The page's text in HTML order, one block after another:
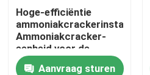
Thuis
Hoge-efficiëntie
ammoniakcrackerinstallatie
Ammoniakcracker-
eenheid voor de
warmtebehandeling
Aanvraag sturen